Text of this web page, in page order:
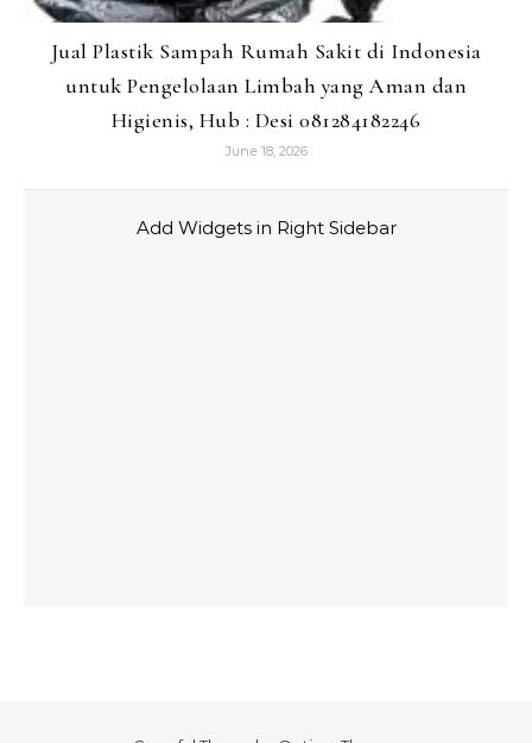
Jual Plastik Sampah Rumah Sakit di Indonesia
untuk Pengelolaan Limbah yang Aman dan
Higienis, Hub : Desi 081284182246
June 18, 2026
Add Widgets in Right Sidebar